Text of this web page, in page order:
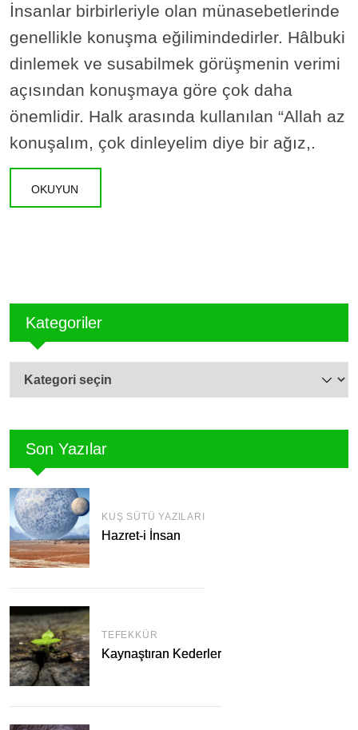
Kategoriler
Kategoriler
Son Yazılar
KUŞ SÜTÜ YAZILARI
Hazret-i İnsan
TEFEKKÜR
Kaynaştıran Kederler
İnsanlar birbirleriyle olan münasebetlerinde
genellikle konuşma eğilimindedirler. Hâlbuki
dinlemek ve susabilmek görüşmenin verimi
açısından konuşmaya göre çok daha
önemlidir. Halk arasında kullanılan “Allah az
konuşalım, çok dinleyelim diye bir ağız,.
OKUYUN